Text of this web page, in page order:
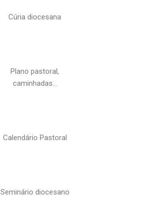
Cúria diocesana
Plano pastoral,
caminhadas…
Calendário Pastoral
Seminário diocesano